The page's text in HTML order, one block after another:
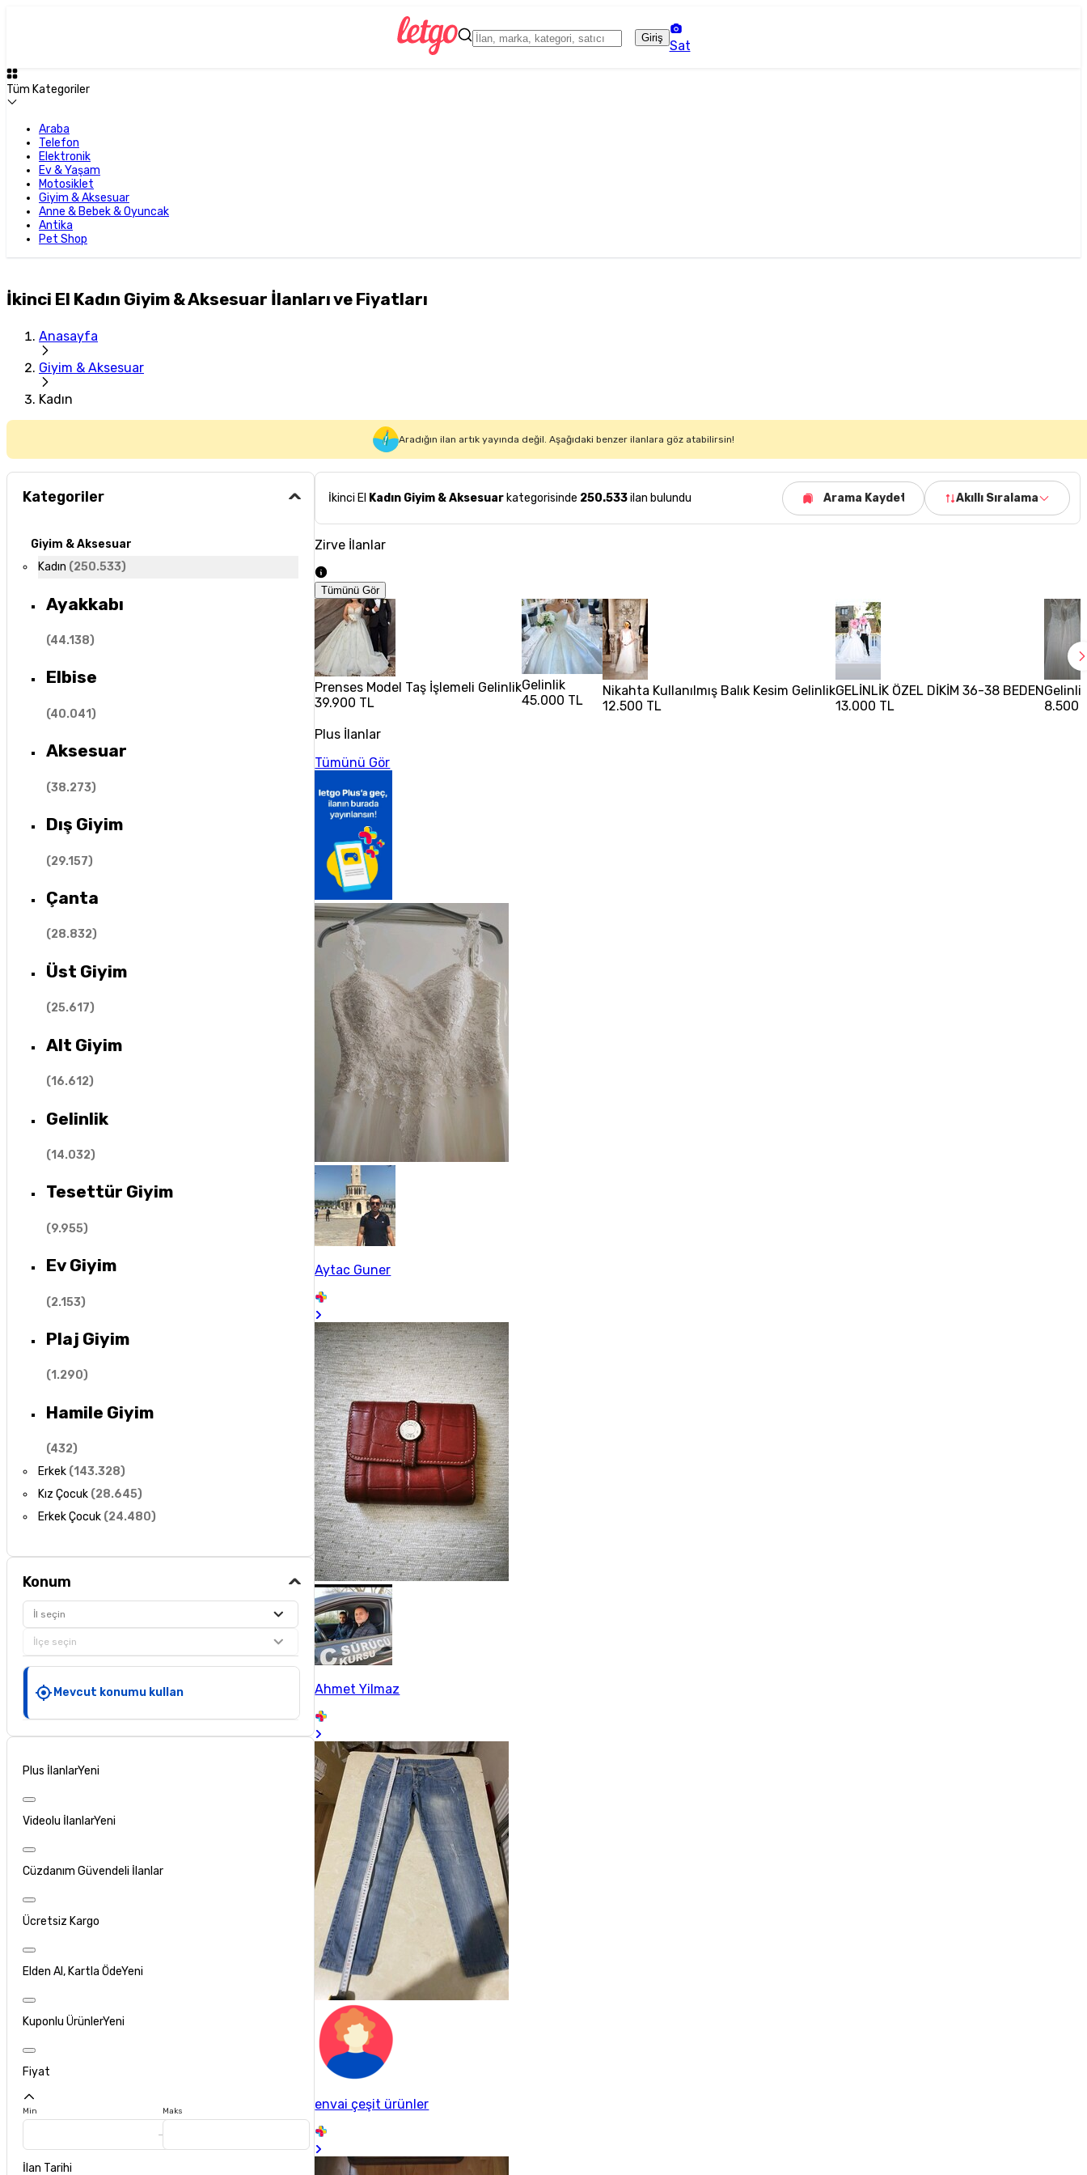
Giriş
Sat
Tüm Kategoriler
Araba
Telefon
Elektronik
Ev & Yaşam
Motosiklet
Giyim & Aksesuar
Anne & Bebek & Oyuncak
Antika
Pet Shop
İkinci El Kadın Giyim & Aksesuar İlanları ve Fiyatları
Anasayfa
Giyim & Aksesuar
Kadın
Aradığın ilan artık yayında değil. Aşağıdaki benzer ilanlara göz atabilirsin!
Kategoriler
Giyim & Aksesuar
Kadın (250.533)
Ayakkabı
(44.138)
Elbise
(40.041)
Aksesuar
(38.273)
Dış Giyim
(29.157)
Çanta
(28.832)
Üst Giyim
(25.617)
Alt Giyim
(16.612)
Gelinlik
(14.032)
Tesettür Giyim
(9.955)
Ev Giyim
(2.153)
Plaj Giyim
(1.290)
Hamile Giyim
(432)
Erkek (143.328)
Kız Çocuk (28.645)
Erkek Çocuk (24.480)
Konum
İl seçin
İlçe seçin
Mevcut konumu kullan
Plus İlanlarYeni
Videolu İlanlarYeni
Cüzdanım Güvendeli İlanlar
Ücretsiz Kargo
Elden Al, Kartla ÖdeYeni
Kuponlu ÜrünlerYeni
Fiyat
Min Maks
İlan Tarihi
İkinci El Kadın Giyim & Aksesuar kategorisinde 250.533ilan bulundu Arama Kaydet Akıllı Sıralama
Zirve İlanlar
Tümünü Gör
Prenses Model Taş İşlemeli Gelinlik
39.900 TL
Gelinlik
45.000 TL
Nikahta Kullanılmış Balık Kesim Gelinlik
12.500 TL
GELİNLİK ÖZEL DİKİM 36-38 BEDEN
13.000 TL
8.500
Plus İlanlar
Tümünü Gör
Aytac Guner
Ahmet Yilmaz
envai çeşit ürünler